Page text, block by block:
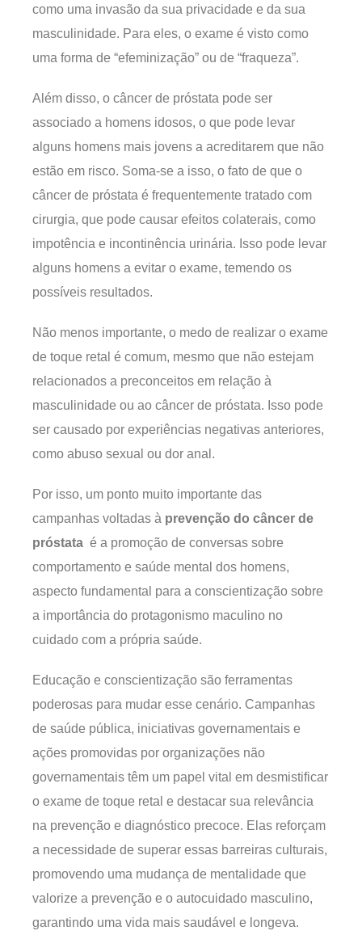
como uma invasão da sua privacidade e da sua
masculinidade. Para eles, o exame é visto como
uma forma de “efeminização” ou de “fraqueza”.
Além disso, o câncer de próstata pode ser
associado a homens idosos, o que pode levar
alguns homens mais jovens a acreditarem que não
estão em risco. Soma-se a isso, o fato de que o
câncer de próstata é frequentemente tratado com
cirurgia, que pode causar efeitos colaterais, como
impotência e incontinência urinária. Isso pode levar
alguns homens a evitar o exame, temendo os
possíveis resultados.
Não menos importante, o medo de realizar o exame
de toque retal é comum, mesmo que não estejam
relacionados a preconceitos em relação à
masculinidade ou ao câncer de próstata. Isso pode
ser causado por experiências negativas anteriores,
como abuso sexual ou dor anal.
Por isso, um ponto muito importante das
campanhas voltadas à prevenção do câncer de
próstata é a promoção de conversas sobre
comportamento e saúde mental dos homens,
aspecto fundamental para a conscientização sobre
a importância do protagonismo maculino no
cuidado com a própria saúde.
Educação e conscientização são ferramentas
poderosas para mudar esse cenário. Campanhas
de saúde pública, iniciativas governamentais e
ações promovidas por organizações não
governamentais têm um papel vital em desmistificar
o exame de toque retal e destacar sua relevância
na prevenção e diagnóstico precoce. Elas reforçam
a necessidade de superar essas barreiras culturais,
promovendo uma mudança de mentalidade que
valorize a prevenção e o autocuidado masculino,
garantindo uma vida mais saudável e longeva.